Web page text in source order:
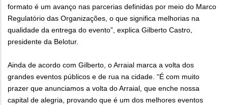
formato é um avanço nas parcerias definidas por meio do Marco
Regulatório das Organizações, o que significa melhorias na
qualidade da entrega do evento”, explica Gilberto Castro,
presidente da Belotur.
Ainda de acordo com Gilberto, o Arraial marca a volta dos
grandes eventos públicos e de rua na cidade. “É com muito
prazer que anunciamos a volta do Arraial, que enche nossa
capital de alegria, provando que é um dos melhores eventos